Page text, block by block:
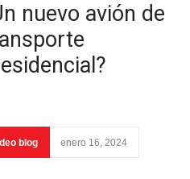
nuevo avión de
blog enero 16, 2024